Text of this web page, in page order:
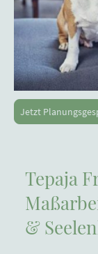
Tepaja
&
Jetzt